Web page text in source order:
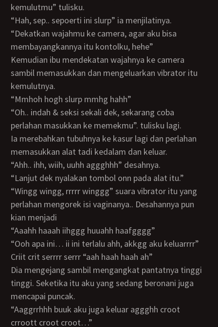
kemulutmu” tulisku.
“hah, sep.. sepoerti ini slurp” ia menjilatinya.
“Dekatkan wajahmu ke camera, agar aku bisa
membayangkannya itu kontolku, hehe”
kemudian ibu mendekatan wajahnya ke camera
sambil memasukkan dan mengeluarkan vibrator itu
kemulutnya.
“mmhoh hogh slurp mmhg hahh”
“oh.. indah & seksi sekali dek, sekarang coba
perlahan masukkan ke memekmu”. tulisku lagi.
Ia merebahkan tubuhnya ke kasur lagi dan perlahan
memasukkan alat tadi kedalam dan keluar.
“ahh.. ihh, wiih, uuhh aggghhh” desahnya.
“Lanjut dek nyalakan tombol onn pada alat itu.”
“wingg wingg, rrrrr winggg” suara vibrator itu yang
perlahan mengorek isi vaginanya.. Desahannya pun
kian menjadi
“aaahh haaah iihggg huuahh haafgggg”
“ooh apa ini… ii ini terlalu ahh, akkgg aku keluarrrr”
criit crit serrrr serrr “aah haah haah ah”
Dia mengejang sambil mengangkat pantatnya tinggi
tinggi. Seketika itu aku yang sedang beronani juga
mencapai puncak.
“Aaggrrhhh buuk aku juga keluar aggghh croot
crroott croot croot…”